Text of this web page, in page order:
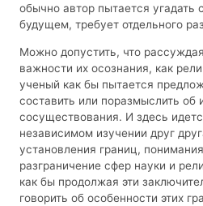
обычно автор пытается угадать
будущем, требует отдельного
Можно допустить, что
важности их осознания, как
ученый как бы пытается
составить или поразмыслить об
сосуществования. И здесь
независимом изучении друг
установления границ,
разграничение сфер науки и
как бы продолжая эти
говорить об особенности этих